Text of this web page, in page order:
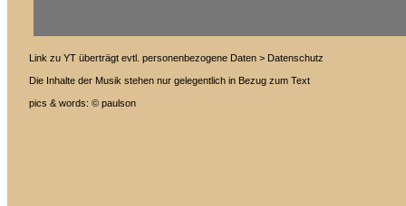
Link zu YT überträgt evtl. personenbezogene Daten > Datenschutz
Die Inhalte der Musik stehen nur gelegentlich in Bezug zum Text
pics & words: © paulson